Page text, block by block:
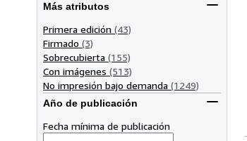
Más atributos
Primera edición (43)
Firmado (3)
Sobrecubierta (155)
Con imágenes (513)
No impresión bajo demanda (1249)
Año de publicación
Fecha mínima de publicación